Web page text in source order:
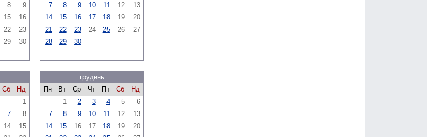
8
9
15
16
22
23
29
30
7
8 9 10 11 12
13
14
15 16 17 18 19
20
21
22 23 24 25 26
27
28
29 30
Сб
Нд
1
7
8
14
15
грудень
Пн
Вт Ср Чт Пт Сб
Нд
1
2 3 4 5
6
7
8 9 10 11 12
13
14
15 16 17 18 19
20